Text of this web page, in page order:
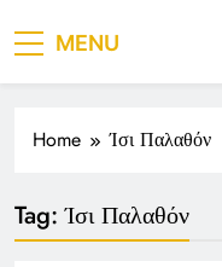
Κοινωνικός Τουρισμός:
τις αιτήσεις
Μπέσσυ αργυράκη
Νέα Κρήτη: Σαρακήνικο
MENU
Home Ίσι Παλαθόν
Tag:Ίσι Παλαθόν